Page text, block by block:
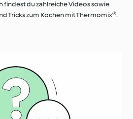
findest du zahlreiche Videos sowie
Tricks zum Kochen mit Thermomix®.